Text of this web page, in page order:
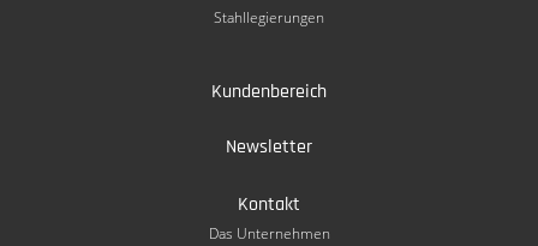
Stahllegierungen
Kundenbereich
Newsletter
Kontakt
Das Unternehmen